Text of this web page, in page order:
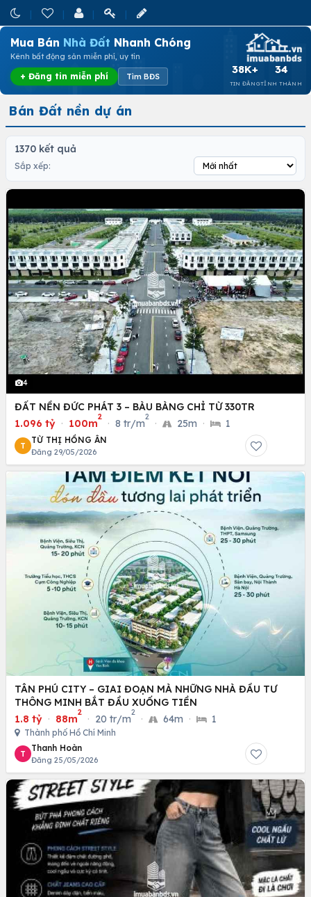
Mua Bán Nhà Đất Nhanh Chóng
Kênh bất động sản miễn phí, uy tín
+ Đăng tin miễn phí Tìm BĐS
38K+
TIN ĐĂNG
34
TỈNH THÀNH
Bán Đất nền dự án
1370 kết quả
Sắp xếp:
4
ĐẤT NỀN ĐỨC PHÁT 3 – BÀU BÀNG CHỈ TỪ 330TR
1.096 tỷ · 100m
2
· 8 tr/m
2
· 25m · 1
T
TỪ THỊ HỒNG ÂN
Đăng 29/05/2026
TÂN PHÚ CITY – GIAI ĐOẠN MÀ NHỮNG NHÀ ĐẦU TƯ
THÔNG MINH BẮT ĐẦU XUỐNG TIỀN
1.8 tỷ · 88m
2
· 20 tr/m
2
· 64m · 1
Thành phố Hồ Chí Minh
T
Thanh Hoàn
Đăng 25/05/2026